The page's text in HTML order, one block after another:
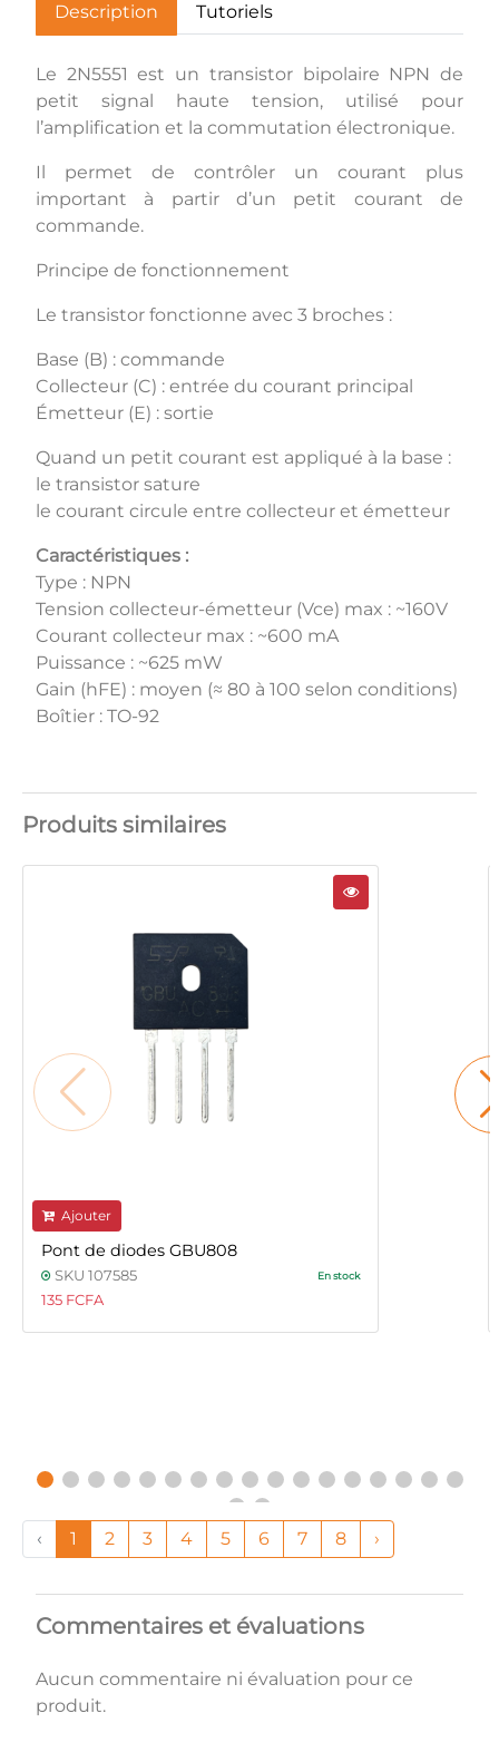
Description Tutoriels
Le 2N5551 est un transistor bipolaire NPN de
petit signal haute tension, utilisé pour
l’amplification et la commutation électronique.
Il permet de contrôler un courant plus
important à partir d’un petit courant de
commande.
Principe de fonctionnement
Le transistor fonctionne avec 3 broches :
Base (B) : commande
Collecteur (C) : entrée du courant principal
Émetteur (E) : sortie
Quand un petit courant est appliqué à la base :
le transistor sature
le courant circule entre collecteur et émetteur
Caractéristiques :
Type : NPN
Tension collecteur-émetteur (Vce) max : ~160V
Courant collecteur max : ~600 mA
Puissance : ~625 mW
Gain (hFE) : moyen (≈ 80 à 100 selon conditions)
Boîtier : TO-92
Produits similaires
Ajouter
Pont de diodes GBU808
SKU 107585 En stock
135 FCFA
‹ 1 2 3 4 5 6 7 8 ›
Commentaires et évaluations
Aucun commentaire ni évaluation pour ce
produit.